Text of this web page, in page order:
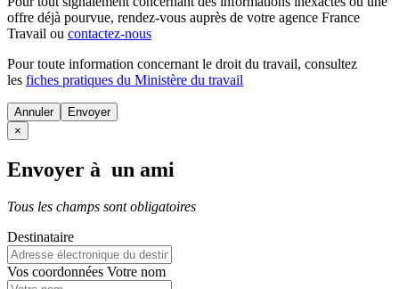
offre déjà pourvue, rendez-vous auprès de votre agence France
Travail ou contactez-nous
Pour toute information concernant le droit du travail, consultez
les fiches pratiques du Ministère du travail
Annuler
×
Envoyer à un ami
Tous les champs sont obligatoires
Destinataire
Vos coordonnées Votre nom